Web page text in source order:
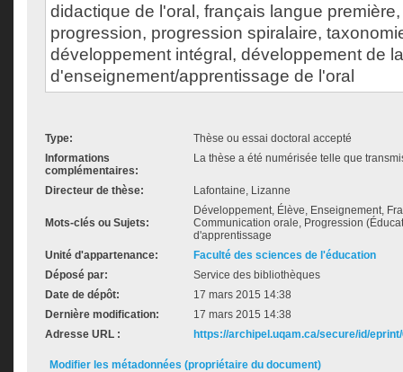
didactique de l'oral, français langue
progression, progression spiralaire,
développement intégral, développement de
d'enseignement/apprentissage de l'oral
Type:
Thèse ou essai doctoral accepté
Informations
complémentaires:
La thèse a été numérisée telle que
Directeur de thèse: Lafontaine, Lizanne
Mots-clés ou Sujets:
Développement, Élève, Enseignement,
Communication orale, Progression
d'apprentissage
Unité d'appartenance:
Faculté des sciences de l'éducation
Déposé par:
Service des bibliothèques
Date de dépôt:
17 mars 2015 14:38
Dernière modification:
17 mars 2015 14:38
Adresse URL :
https://archipel.uqam.ca/secure/id/
Modifier les métadonnées (propriétaire du document)